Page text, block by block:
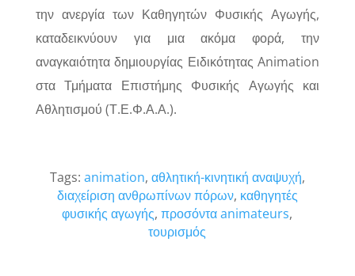
την ανεργία των Καθηγητών Φυσικής Αγωγής,
καταδεικνύουν για μια ακόμα φορά, την
αναγκαιότητα δημιουργίας Ειδικότητας Animation
στα Τμήματα Επιστήμης Φυσικής Αγωγής και
Αθλητισμού (Τ.Ε.Φ.Α.Α.).
Tags: animation, αθλητική-κινητική αναψυχή,
διαχείριση ανθρωπίνων πόρων, καθηγητές
φυσικής αγωγής,προσόντα animateurs,
τουρισμός